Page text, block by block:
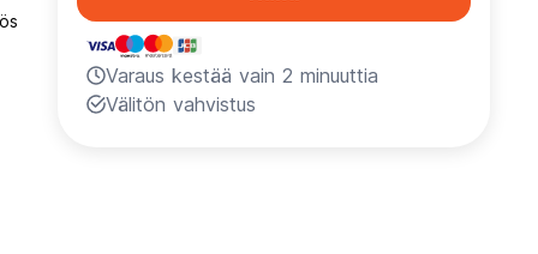
Varaus kestää vain 2 minuuttia
Välitön vahvistus